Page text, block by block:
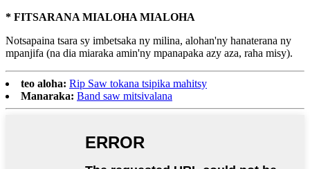
* FITSARANA MIALOHA MIALOHA
Notsapaina tsara sy imbetsaka ny milina, alohan'ny hanaterana ny
mpanjifa (na dia miaraka amin'ny mpanapaka azy aza, raha misy).
teo aloha: Rip Saw tokana tsipika mahitsy
Manaraka: Band saw mitsivalana